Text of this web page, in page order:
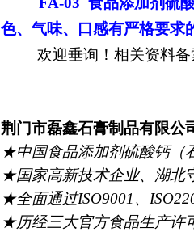
色、气味、口感有严格要求
欢迎垂询！相关资料备
荆门市磊鑫石膏制品有限公
★中国食品添加剂硫酸钙（
★国家高新技术企业、湖北
★全面通过ISO9001、
★历经三大官方食品生产许